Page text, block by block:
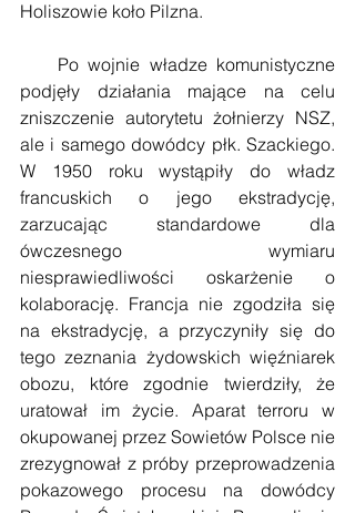
Holiszowie koło Pilzna.
podjęły działania mające na celu
zniszczenie autorytetu żołnierzy NSZ,
ale i samego dowódcy płk. Szackiego.
W 1950 roku wystąpiły do władz
francuskich o jego ekstradycję,
zarzucając standardowe dla
ówczesnego wymiaru
niesprawiedliwości oskarżenie o
kolaborację. Francja nie zgodziła się
na ekstradycję, a przyczyniły się do
tego zeznania żydowskich więźniarek
obozu, które zgodnie twierdziły, że
uratował im życie. Aparat terroru w
okupowanej przez Sowietów Polsce nie
zrezygnował z próby przeprowadzenia
pokazowego procesu na dowódcy